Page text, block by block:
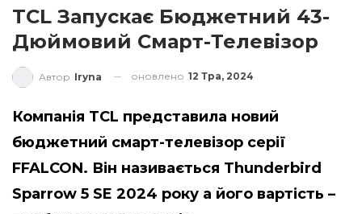
TCL Запускає Бюджетний 43-
Дюймовий Смарт-Телевізор
Автор Iryna оновлено 12 Тра, 2024
Компанія TCL представила новий
бюджетний смарт-телевізор серії
FFALCON. Він називається Thunderbird
Sparrow 5 SE 2024 року а його вартість –